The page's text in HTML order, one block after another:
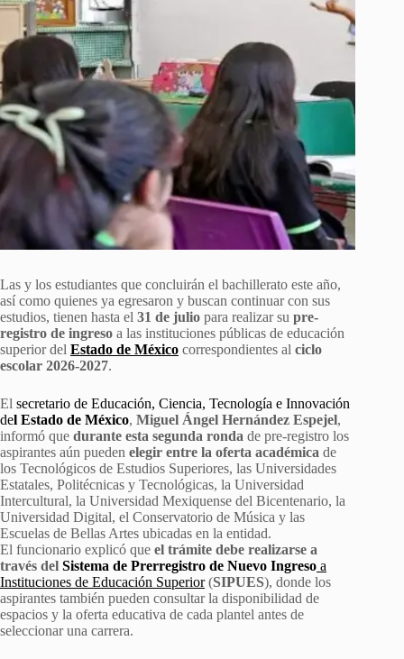
Las y los estudiantes que concluirán el bachillerato este año,
así como quienes ya egresaron y buscan continuar con sus
estudios, tienen hasta el 31 de julio para realizar su pre-
registro de ingreso a las instituciones públicas de educación
superior del Estado de México correspondientes al ciclo
escolar 2026-2027.
El secretario de Educación, Ciencia, Tecnología e Innovación
del Estado de México, Miguel Ángel Hernández Espejel,
informó que durante esta segunda ronda de pre-registro los
aspirantes aún pueden elegir entre la oferta académica de
los Tecnológicos de Estudios Superiores, las Universidades
Estatales, Politécnicas y Tecnológicas, la Universidad
Intercultural, la Universidad Mexiquense del Bicentenario, la
Universidad Digital, el Conservatorio de Música y las
Escuelas de Bellas Artes ubicadas en la entidad.
El funcionario explicó que el trámite debe realizarse a
través del Sistema de Prerregistro de Nuevo Ingreso a
Instituciones de Educación Superior(SIPUES), donde los
aspirantes también pueden consultar la disponibilidad de
espacios y la oferta educativa de cada plantel antes de
seleccionar una carrera.